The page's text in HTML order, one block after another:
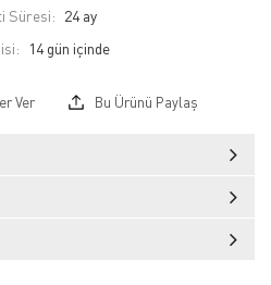
Süresi: 24 ay
Ver Bu Ürünü Paylaş